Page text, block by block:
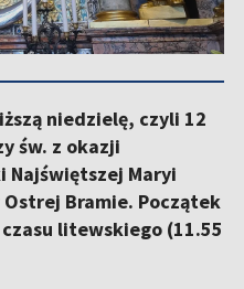
niedzielę, czyli 12
św. z okazji
Najświętszej Maryi
Bramie. Początek
litewskiego (11.55